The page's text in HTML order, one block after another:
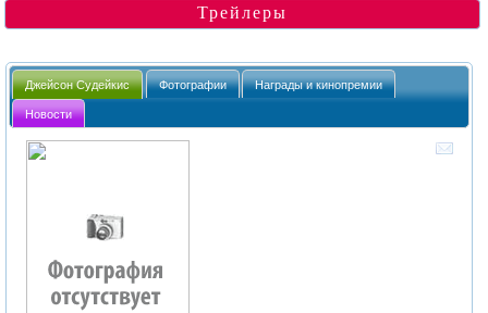
Трейлеры
Джейсон Судейкис Фотографии Награды и кинопремии
Новости